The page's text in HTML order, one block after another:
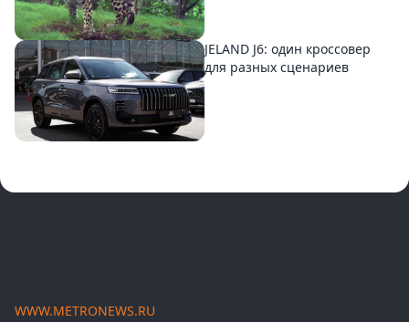
JELAND J6: один кроссовер
для разных сценариев
WWW.METRONEWS.RU